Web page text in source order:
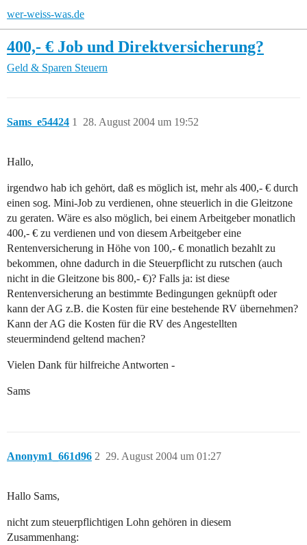
wer-weiss-was.de
400,- € Job und Direktversicherung?
Geld & Sparen Steuern
Sams_e54424 28. August 2004 um 19:52
1
Hallo,
irgendwo hab ich gehört, daß es möglich ist, mehr als 400,- € durch
einen sog. Mini-Job zu verdienen, ohne steuerlich in die Gleitzone
zu geraten. Wäre es also möglich, bei einem Arbeitgeber monatlich
400,- € zu verdienen und von diesem Arbeitgeber eine
Rentenversicherung in Höhe von 100,- € monatlich bezahlt zu
bekommen, ohne dadurch in die Steuerpflicht zu rutschen (auch
nicht in die Gleitzone bis 800,- €)? Falls ja: ist diese
Rentenversicherung an bestimmte Bedingungen geknüpft oder
kann der AG z.B. die Kosten für eine bestehende RV übernehmen?
Kann der AG die Kosten für die RV des Angestellten
steuermindend geltend machen?
Vielen Dank für hilfreiche Antworten -
Sams
Anonym1_661d96 29. August 2004 um 01:27
2
Hallo Sams,
nicht zum steuerpflichtigen Lohn gehören in diesem
Zusammenhang: